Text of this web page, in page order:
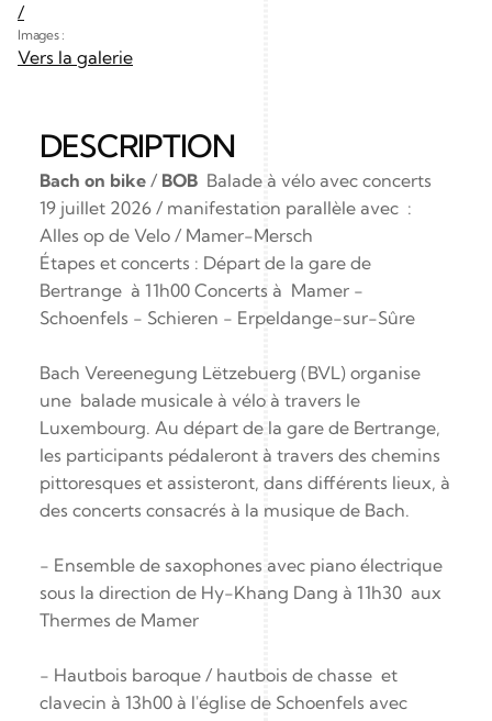
/
Images :
Vers la galerie
DESCRIPTION
Bach on bike / BOB Balade à vélo avec concerts
19 juillet 2026 / manifestation parallèle avec  :
Alles op de Velo / Mamer-Mersch
Étapes et concerts : Départ de la gare de
Bertrange  à 11h00 Concerts à  Mamer -
Schoenfels - Schieren - Erpeldange-sur-Sûre
Bach Vereenegung Lëtzebuerg (BVL) organise
une  balade musicale à vélo à travers le
Luxembourg. Au départ de la gare de Bertrange,
les participants pédaleront à travers des chemins
pittoresques et assisteront, dans différents lieux, à
des concerts consacrés à la musique de Bach.
- Ensemble de saxophones avec piano électrique
sous la direction de Hy-Khang Dang à 11h30  aux
Thermes de Mamer
- Hautbois baroque / hautbois de chasse  et
clavecin à 13h00 à l'église de Schoenfels avec